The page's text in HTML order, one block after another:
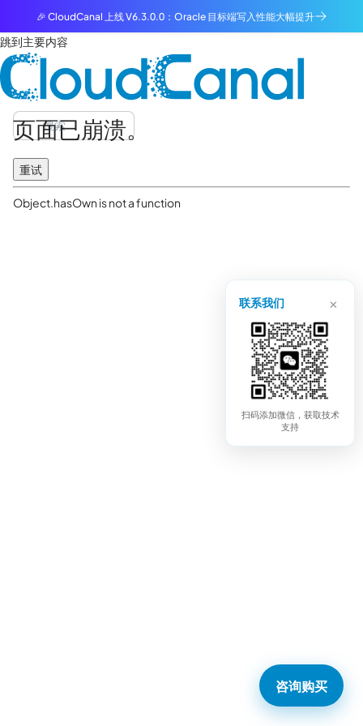
🎉 CloudCanal 上线 V6.3.0.0：Oracle 目标端写入性能大幅提升
跳到主要内容
页面已崩溃。
重试
Object.hasOwn is not a function
联系我们 ×
扫码添加微信，获取技术
支持
咨询购买